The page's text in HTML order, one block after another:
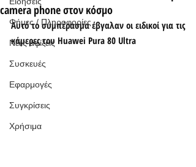
Φήμες / Πληροφορίες
Νέες αφίξεις
Συσκευές
Εφαρμογές
Συγκρίσεις
Χρήσιμα
camera phone στον κόσμο
Αυτό το συμπέρασμα έβγαλαν οι ειδικοί για τις
κάμερες του Huawei Pura 80 Ultra